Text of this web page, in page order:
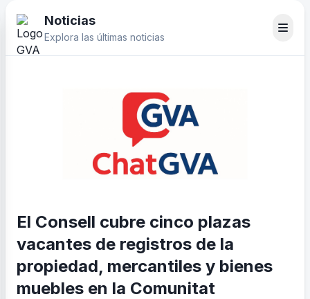
Noticias
Explora las últimas noticias
El Consell cubre cinco plazas
vacantes de registros de la
propiedad, mercantiles y bienes
muebles en la Comunitat